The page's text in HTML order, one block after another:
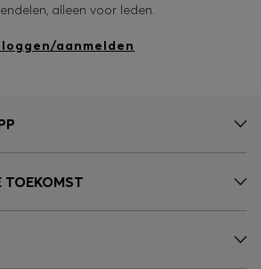
alleen voor leden.
aanmelden
TOEKOMST